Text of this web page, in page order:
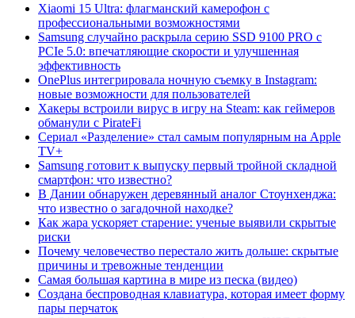
Xiaomi 15 Ultra: флагманский камерофон с
профессиональными возможностями
Samsung случайно раскрыла серию SSD 9100 PRO с
PCIe 5.0: впечатляющие скорости и улучшенная
эффективность
OnePlus интегрировала ночную съемку в Instagram:
новые возможности для пользователей
Хакеры встроили вирус в игру на Steam: как геймеров
обманули с PirateFi
Сериал «Разделение» стал самым популярным на Apple
TV+
Samsung готовит к выпуску первый тройной складной
смартфон: что известно?
В Дании обнаружен деревянный аналог Стоунхенджа:
что известно о загадочной находке?
Как жара ускоряет старение: ученые выявили скрытые
риски
Почему человечество перестало жить дольше: скрытые
причины и тревожные тенденции
Самая большая картина в мире из песка (видео)
Создана беспроводная клавиатура, которая имеет форму
пары перчаток